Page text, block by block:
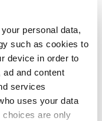
personal data,
such as cookies to
device in order to
and content
services
uses your data
choices are only
Darüber
wird dieFAF an
dabei ist
Standorten.